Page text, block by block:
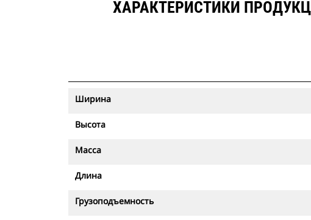
ХАРАКТЕРИСТИКИ
Ширина
Высота
Масса
Длина
Грузоподъемность